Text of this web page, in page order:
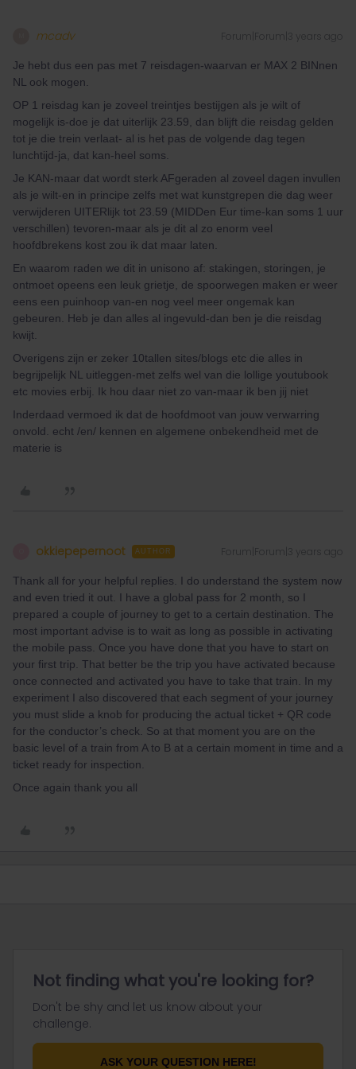
mcadv Forum|Forum|3 years ago
Je hebt dus een pas met 7 reisdagen-waarvan er MAX 2 BINnen
NL ook mogen.
OP 1 reisdag kan je zoveel treintjes bestijgen als je wilt of
mogelijk is-doe je dat uiterlijk 23.59, dan blijft die reisdag gelden
tot je die trein verlaat- al is het pas de volgende dag tegen
lunchtijd-ja, dat kan-heel soms.
Je KAN-maar dat wordt sterk AFgeraden al zoveel dagen invullen
als je wilt-en in principe zelfs met wat kunstgrepen die dag weer
verwijderen UITERlijk tot 23.59 (MIDDen Eur time-kan soms 1 uur
verschillen) tevoren-maar als je dit al zo enorm veel
hoofdbrekens kost zou ik dat maar laten.
En waarom raden we dit in unisono af: stakingen, storingen, je
ontmoet opeens een leuk grietje, de spoorwegen maken er weer
eens een puinhoop van-en nog veel meer ongemak kan
gebeuren. Heb je dan alles al ingevuld-dan ben je die reisdag
kwijt.
Overigens zijn er zeker 10tallen sites/blogs etc die alles in
begrijpelijk NL uitleggen-met zelfs wel van die lollige youtubook
etc movies erbij. Ik hou daar niet zo van-maar ik ben jij niet
Inderdaad vermoed ik dat de hoofdmoot van jouw verwarring
onvold. echt /en/ kennen en algemene onbekendheid met de
materie is
okkiepepernoot AUTHOR Forum|Forum|3 years ago
Thank all for your helpful replies. I do understand the system now
and even tried it out. I have a global pass for 2 month, so I
prepared a couple of journey to get to a certain destination. The
most important advise is to wait as long as possible in activating
the mobile pass. Once you have done that you have to start on
your first trip. That better be the trip you have activated because
once connected and activated you have to take that train. In my
experiment I also discovered that each segment of your journey
you must slide a knob for producing the actual ticket + QR code
for the conductor’s check. So at that moment you are on the
basic level of a train from A to B at a certain moment in time and a
ticket ready for inspection.
Once again thank you all
Not finding what you're looking for?
Don't be shy and let us know about your
challenge.
ASK YOUR QUESTION HERE!